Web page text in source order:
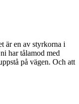
är en av styrkorna i
har tålamod med
på vägen. Och att